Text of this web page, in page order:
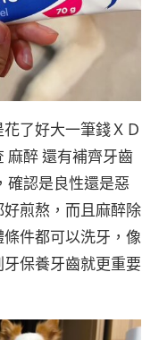
了好大一筆錢ＸＤ
麻醉 還有補齊牙齒
確認是良性還是惡
煎熬，而且麻醉除
件都可以洗牙，像
保養牙齒就更重要